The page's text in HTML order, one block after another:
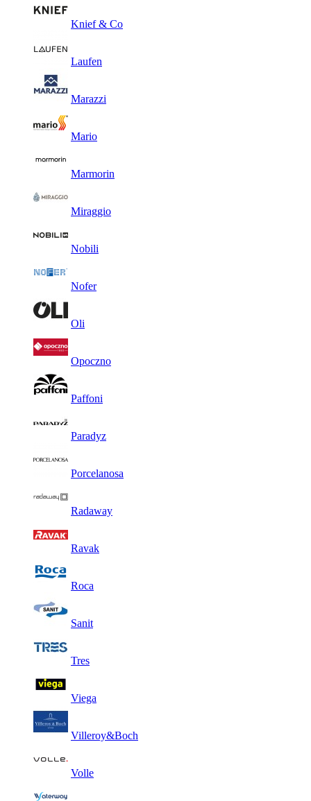
Knief & Co
Laufen
Marazzi
Mario
Marmorin
Miraggio
Nobili
Nofer
Oli
Opoczno
Paffoni
Paradyz
Porcelanosa
Radaway
Ravak
Roca
Sanit
Tres
Viega
Villeroy&Boch
Volle